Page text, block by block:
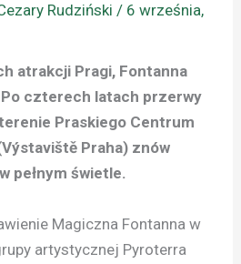
Rudziński/ 6 września,
atrakcji Pragi, Fontanna
Po czterech latach przerwy
Praskiego Centrum
Praha) znów
pełnym świetle.
Magiczna Fontanna w
artystycznej Pyroterra